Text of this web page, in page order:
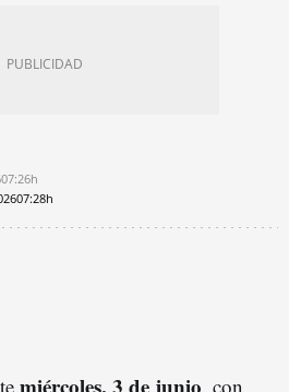
07:26h
07:28h
miércoles, 3 de junio, con